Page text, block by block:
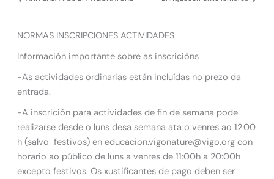
NORMAS INSCRIPCIONES ACTIVIDADES
Información importante sobre as inscricións
-As actividades ordinarias están incluídas no prezo da
entrada.
-A inscrición para actividades de fin de semana pode
realizarse desde o luns desa semana ata o venres ao 12.00
h (salvo festivos) en educacion.vigonature@vigo.org con
horario ao público de luns a venres de 11:00h a 20:00h
excepto festivos. Os xustificantes de pago deben ser